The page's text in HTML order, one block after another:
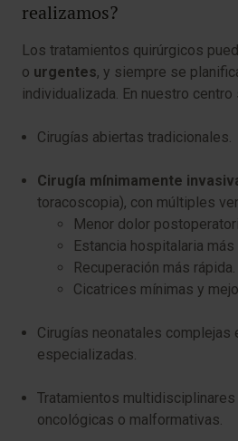
realizamos?
Los tratamientos quirúrgicos
o urgentes, y siempre se
individualizada. En nuestro centro
Cirugías abiertas tradicionales.
Cirugía mínimamente
toracoscopia), con múltiples
Menor dolor
Estancia hospitalaria más
Recuperación más rápida.
Cicatrices mínimas y
Cirugías neonatales complejas
especializadas.
Tratamientos
oncológicas o malformativas.